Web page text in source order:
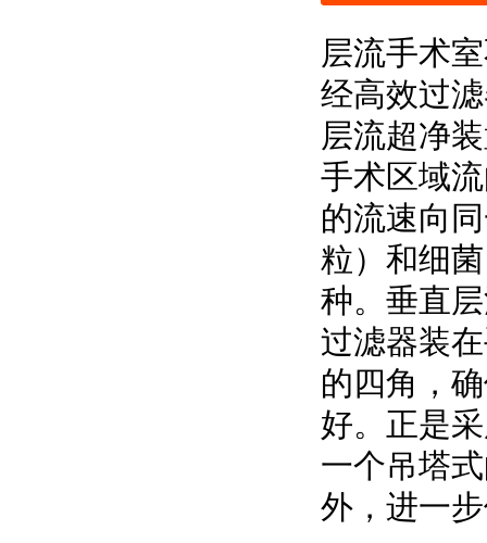
层流手术
经高效过
层流超净
手术区域
的流速向
粒）和细
种。垂直
过滤器装
的四角，
好。正是
一个吊塔
外，进一